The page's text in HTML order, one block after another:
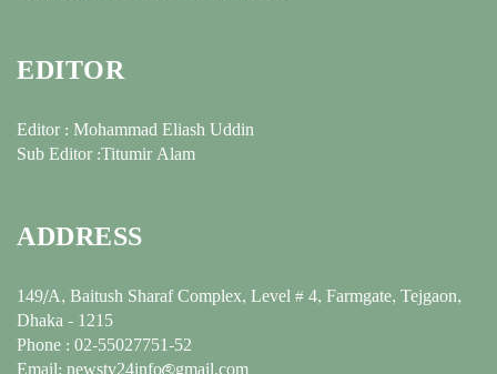
EDITOR
Editor : Mohammad Eliash Uddin
Sub Editor :Titumir Alam
ADDRESS
149/A, Baitush Sharaf Complex, Level # 4, Farmgate, Tejgaon,
Dhaka - 1215
Phone : 02-55027751-52